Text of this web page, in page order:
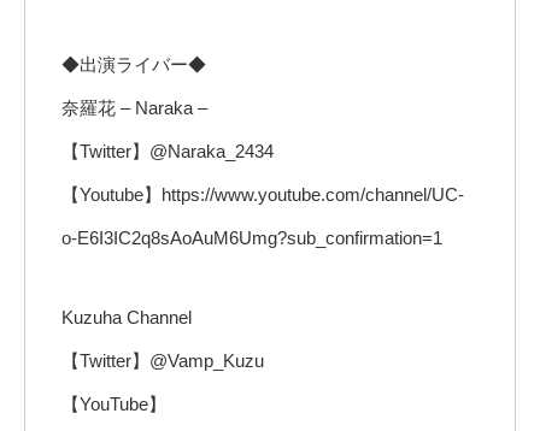
◆出演ライバー◆
奈羅花 – Naraka –
【Twitter】@Naraka_2434
【Youtube】https://www.youtube.com/channel/UC-
o-E6I3IC2q8sAoAuM6Umg?sub_confirmation=1
Kuzuha Channel
【Twitter】@Vamp_Kuzu
【YouTube】